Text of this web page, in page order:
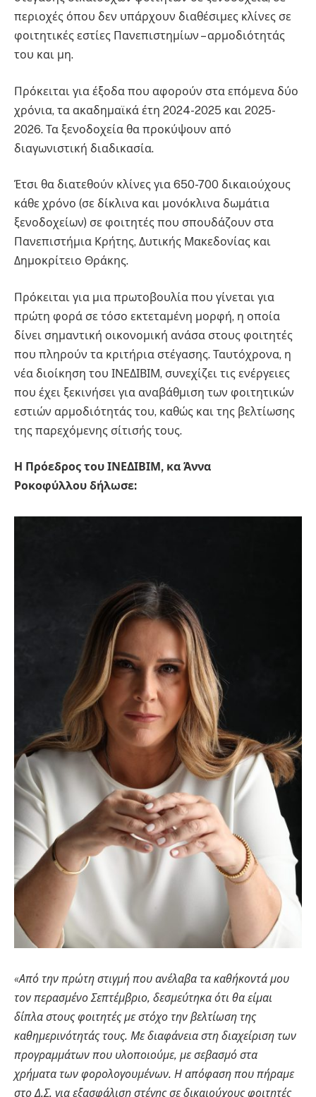
περιοχές όπου δεν υπάρχουν διαθέσιμες κλίνες σε
φοιτητικές εστίες Πανεπιστημίων – αρμοδιότητάς
του και μη.
Πρόκειται για έξοδα που αφορούν στα επόμενα δύο
χρόνια, τα ακαδημαϊκά έτη 2024-2025 και 2025-
2026. Τα ξενοδοχεία θα προκύψουν από
διαγωνιστική διαδικασία.
Έτσι θα διατεθούν κλίνες για 650-700 δικαιούχους
κάθε χρόνο (σε δίκλινα και μονόκλινα δωμάτια
ξενοδοχείων) σε φοιτητές που σπουδάζουν στα
Πανεπιστήμια Κρήτης, Δυτικής Μακεδονίας και
Δημοκρίτειο Θράκης.
Πρόκειται για μια πρωτοβουλία που γίνεται για
πρώτη φορά σε τόσο εκτεταμένη μορφή, η οποία
δίνει σημαντική οικονομική ανάσα στους φοιτητές
που πληρούν τα κριτήρια στέγασης. Ταυτόχρονα, η
νέα διοίκηση του ΙΝΕΔΙΒΙΜ, συνεχίζει τις ενέργειες
που έχει ξεκινήσει για αναβάθμιση των φοιτητικών
εστιών αρμοδιότητάς του, καθώς και της βελτίωσης
της παρεχόμενης σίτισής τους.
Η Πρόεδρος του ΙΝΕΔΙΒΙΜ, κα Άννα
Ροκοφύλλου δήλωσε:
«Από την πρώτη στιγμή που ανέλαβα τα καθήκοντά μου
τον περασμένο Σεπτέμβριο, δεσμεύτηκα ότι θα είμαι
δίπλα στους φοιτητές με στόχο την βελτίωση της
καθημερινότητάς τους. Με διαφάνεια στη διαχείριση των
προγραμμάτων που υλοποιούμε, με σεβασμό στα
χρήματα των φορολογουμένων. Η απόφαση που πήραμε
στο Δ.Σ. για εξασφάλιση στέγης σε δικαιούχους φοιτητές